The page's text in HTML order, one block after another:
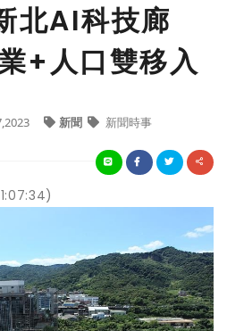
北AI科技廊
+人口雙移入
新聞 新聞時事